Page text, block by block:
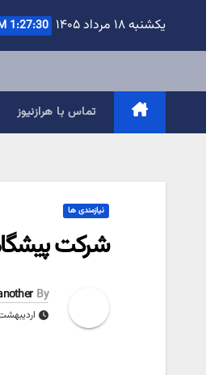
یکشنبه ۱۸ مرداد ۱۴۰۵ 1:27:31 PM
تماس با هرازنیوز
نیازمندی ها
شرکت
By
اردیبهشت ۱۱